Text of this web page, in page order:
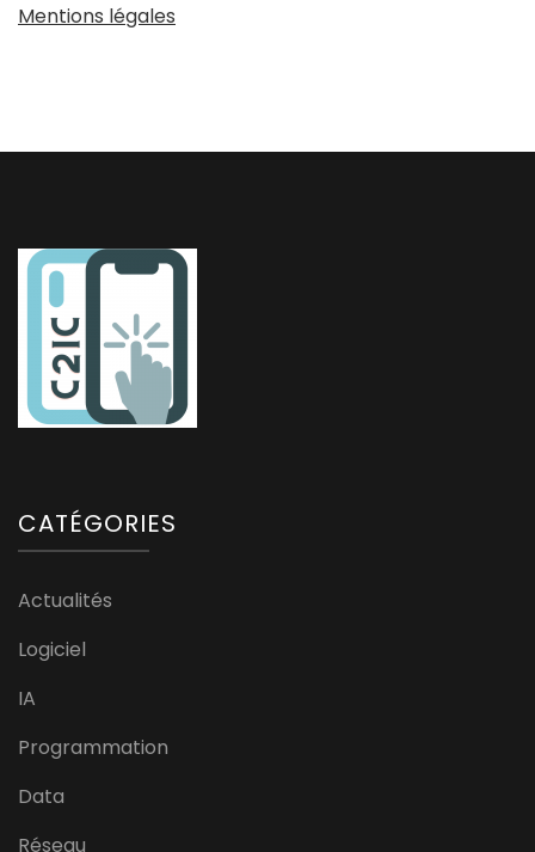
Mentions légales
CATÉGORIES
Actualités
Logiciel
IA
Programmation
Data
Réseau